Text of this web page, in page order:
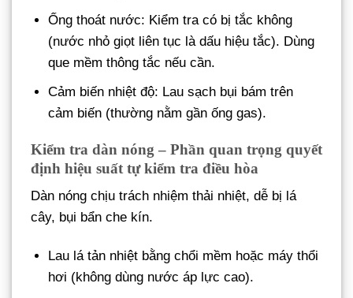
Ống thoát nước: Kiểm tra có bị tắc không
(nước nhỏ giọt liên tục là dấu hiệu tắc). Dùng
que mềm thông tắc nếu cần.
Cảm biến nhiệt độ: Lau sạch bụi bám trên
cảm biến (thường nằm gần ống gas).
Kiểm tra dàn nóng – Phần quan trọng quyết
định hiệu suất tự kiểm tra điều hòa
Dàn nóng chịu trách nhiệm thải nhiệt, dễ bị lá
cây, bụi bẩn che kín.
Lau lá tản nhiệt bằng chổi mềm hoặc máy thổi
hơi (không dùng nước áp lực cao).